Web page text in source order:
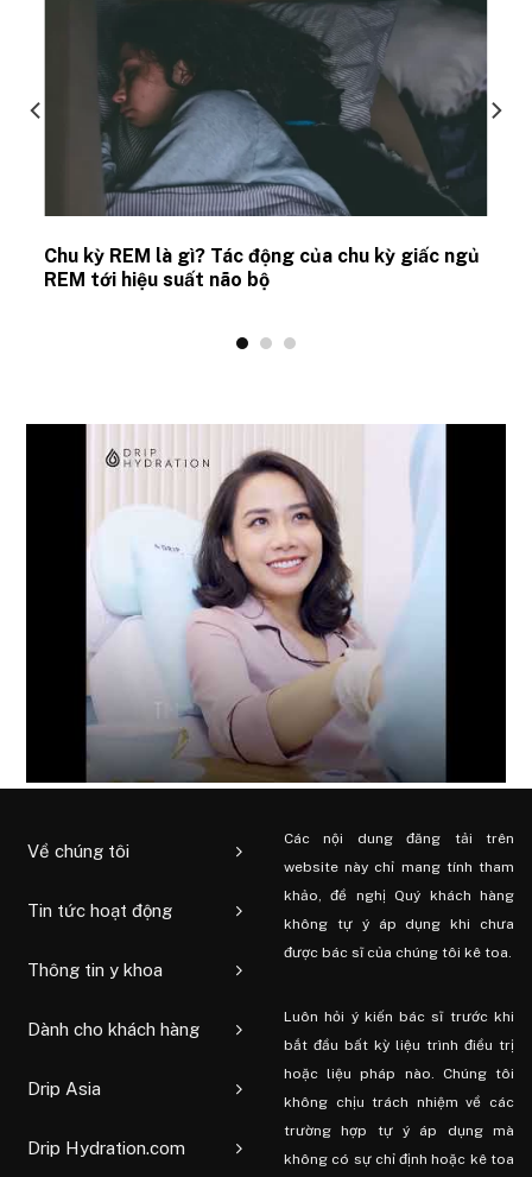
Chu kỳ REM là gì? Tác động của chu kỳ giấc ngủ
REM tới hiệu suất não bộ
Về chúng tôi
Tin tức hoạt động
Thông tin y khoa
Dành cho khách hàng
Drip Asia
Drip Hydration.com
Các nội dung đăng tải trên
website này chỉ mang tính tham
khảo, đề nghị Quý khách hàng
không tự ý áp dụng khi chưa
được bác sĩ của chúng tôi kê toa.
Luôn hỏi ý kiến ​​bác sĩ trước khi
bắt đầu bất kỳ liệu trình điều trị
hoặc liệu pháp nào. Chúng tôi
không chịu trách nhiệm về các
trường hợp tự ý áp dụng mà
không có sự chỉ định hoặc kê toa